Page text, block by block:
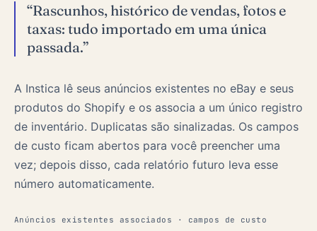
“Rascunhos, histórico de vendas, fotos e
taxas: tudo importado em uma única
passada.”
A Instica lê seus anúncios existentes no eBay e seus
produtos do Shopify e os associa a um único registro
de inventário. Duplicatas são sinalizadas. Os campos
de custo ficam abertos para você preencher uma
vez; depois disso, cada relatório futuro leva esse
número automaticamente.
Anúncios existentes associados · campos de custo